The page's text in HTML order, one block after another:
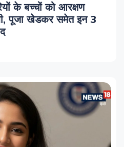
के बच्चों को आरक्षण
पूजा खेडकर समेत इन 3